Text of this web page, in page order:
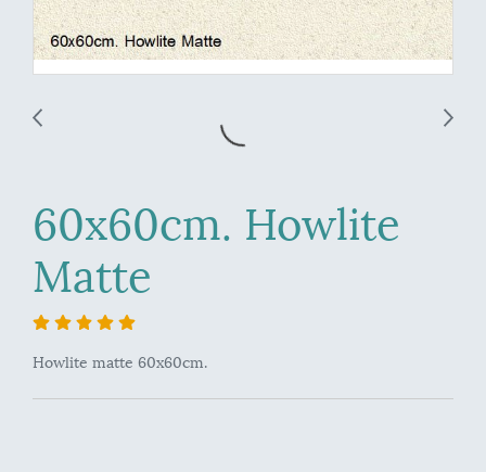
60x60cm. Howlite
Matte
Howlite matte 60x60cm.